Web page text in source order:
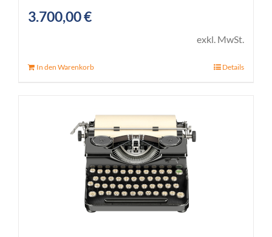
3.700,00€
exkl. MwSt.
In den Warenkorb Details